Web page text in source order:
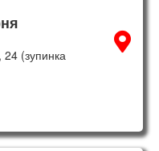
24 (зупинка